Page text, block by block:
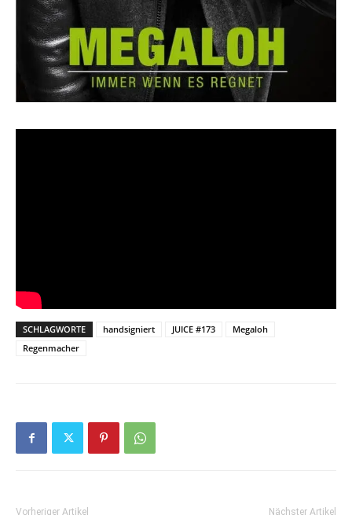
SCHLAGWORTE handsigniert JUICE #173
Megaloh
Regenmacher
Vorheriger Artikel Nächster Artikel